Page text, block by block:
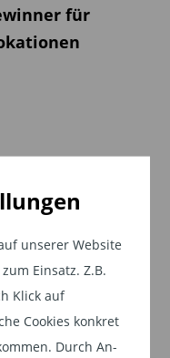
unserer Website
Einsatz. Z.B.
Klick auf
Cookies konkret
Durch An-
für
transformative
die Welt
die
Kursgewinne an
könnte der
davon
früheren